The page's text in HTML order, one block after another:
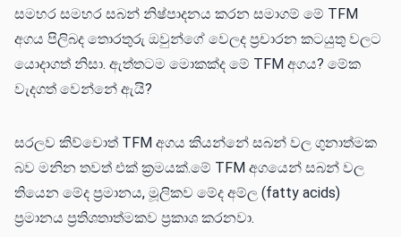
සමහර සමහර සබන් නිෂ්පාදනය කරන සමාගම් මේ TFM
අගය පිලිබද තොරතුරු ඔවුන්​ගේ වෙලද ප්‍රචාරන කටයුතු වලට
යොදාගත් නිසා. ඇත්තටම මොකක්ද මේ TFM අගය? මේක
වැදගත් වෙන්නේ ඇයි?
සරලව කිව්වොත් TFM අගය කියන්නේ සබන් වල ගුනාත්මක
බව මනින තවත් එක් ක්‍රමයක්.මේ TFM අගයෙන් සබන් වල
තියෙන මේද ප්‍රමානය, මූලිකව මේද අම්ල (fatty acids)
ප්‍රමානය ප්‍රතිශතාත්මකව ප්‍රකාශ කරනවා.